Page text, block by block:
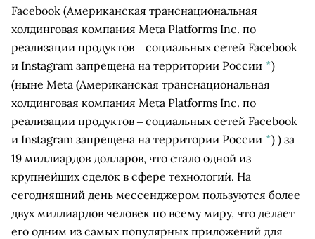
Facebook (Американская транснациональная
холдинговая компания Meta Platforms Inc. по
реализации продуктов ‒ социальных сетей Facebook
и Instagram запрещена на территории России *)
(ныне Meta (Американская транснациональная
холдинговая компания Meta Platforms Inc. по
реализации продуктов ‒ социальных сетей Facebook
и Instagram запрещена на территории России *) ) за
19 миллиардов долларов, что стало одной из
крупнейших сделок в сфере технологий. На
сегодняшний день мессенджером пользуются более
двух миллиардов человек по всему миру, что делает
его одним из самых популярных приложений для